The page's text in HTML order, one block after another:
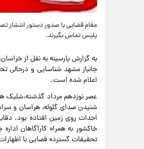
پلیس تماس بگیرند.
جانباز مشهد شناسایی و درحالی
اعلام شده است.
احداث روی زمین افتاده بود.
خاکشور به همراه کارآگاهان
تحقیقات گسترده قضایی با